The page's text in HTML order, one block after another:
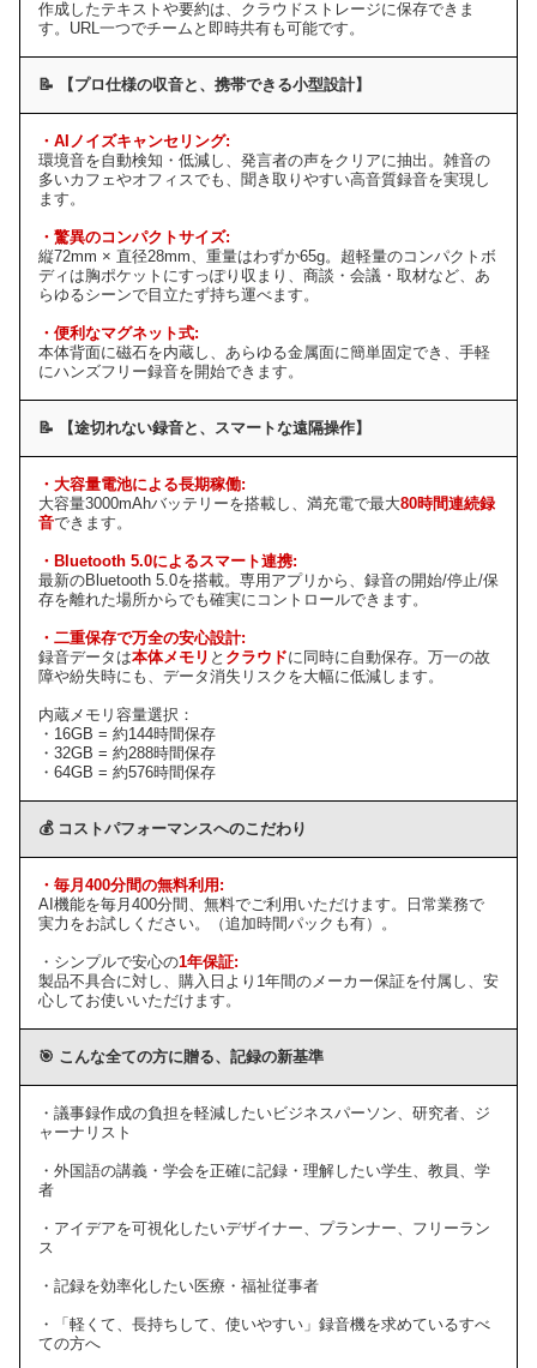
作成したテキストや要約は、クラウドストレージに保存できま
す。URL一つでチームと即時共有も可能です。
📝 【プロ仕様の収音と、携帯できる小型設計】
・AIノイズキャンセリング:
環境音を自動検知・低減し、発言者の声をクリアに抽出。雑音の
多いカフェやオフィスでも、聞き取りやすい高音質録音を実現し
ます。
・驚異のコンパクトサイズ:
縦72mm × 直径28mm、重量はわずか65g。超軽量のコンパクトボ
ディは胸ポケットにすっぽり収まり、商談・会議・取材など、あ
らゆるシーンで目立たず持ち運べます。
・便利なマグネット式:
本体背面に磁石を内蔵し、あらゆる金属面に簡単固定でき、手軽
にハンズフリー録音を開始できます。
📝 【途切れない録音と、スマートな遠隔操作】
・大容量電池による長期稼働:
大容量3000mAhバッテリーを搭載し、満充電で最大80時間連続録
音できます。
・Bluetooth 5.0によるスマート連携:
最新のBluetooth 5.0を搭載。専用アプリから、録音の開始/停止/保
存を離れた場所からでも確実にコントロールできます。
・二重保存で万全の安心設計:
録音データは本体メモリ と クラウドに同時に自動保存。万一の故
障や紛失時にも、データ消失リスクを大幅に低減します。
内蔵メモリ容量選択：
・16GB = 約144時間保存
・32GB = 約288時間保存
・64GB = 約576時間保存
💰 コストパフォーマンスへのこだわり
・毎月400分間の無料利用:
AI機能を毎月400分間、無料でご利用いただけます。日常業務で
実力をお試しください。（追加時間パックも有）。
・シンプルで安心の1年保証:
製品不具合に対し、購入日より1年間のメーカー保証を付属し、安
心してお使いいただけます。
🎯 こんな全ての方に贈る、記録の新基準
・議事録作成の負担を軽減したいビジネスパーソン、研究者、ジ
ャーナリスト
・外国語の講義・学会を正確に記録・理解したい学生、教員、学
者
・アイデアを可視化したいデザイナー、プランナー、フリーラン
ス
・記録を効率化したい医療・福祉従事者
・「軽くて、長持ちして、使いやすい」録音機を求めているすべ
ての方へ